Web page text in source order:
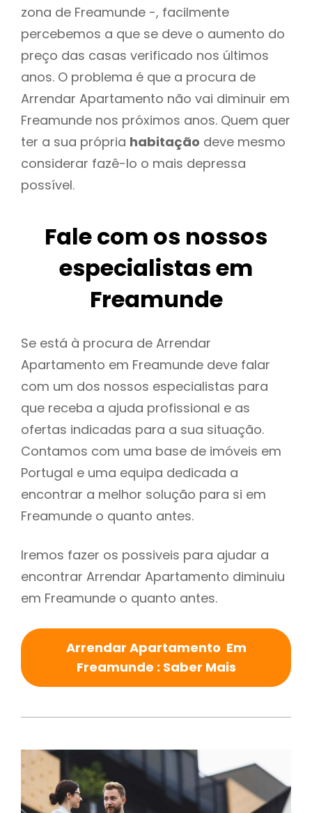
zona de Freamunde -, facilmente
percebemos a que se deve o aumento do
preço das casas verificado nos últimos
anos. O problema é que a procura de
Arrendar Apartamento não vai diminuir em
Freamunde nos próximos anos. Quem quer
ter a sua própria habitação deve mesmo
considerar fazê-lo o mais depressa
possível.
Fale com os nossos
especialistas em
Freamunde
Se está à procura de Arrendar
Apartamento em Freamunde deve falar
com um dos nossos especialistas para
que receba a ajuda profissional e as
ofertas indicadas para a sua situação.
Contamos com uma base de imóveis em
Portugal e uma equipa dedicada a
encontrar a melhor solução para si em
Freamunde o quanto antes.
Iremos fazer os possiveis para ajudar a
encontrar Arrendar Apartamento diminuiu
em Freamunde o quanto antes.
Arrendar Apartamento Em
Freamunde : Saber Mais